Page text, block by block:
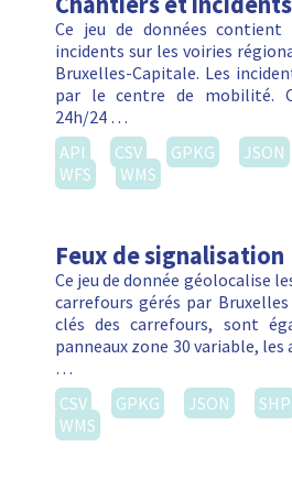
Ce jeu de données contient
incidents sur les voiries
Bruxelles-Capitale. Les
par le centre de mobilité.
24h/24 …
API
CSV GPKG JSON
WFS
WMS
Feux de signalisation
Ce jeu de donnée géolocalise
carrefours gérés par
clés des carrefours, sont
panneaux zone 30 variable, les
…
CSV
GPKG JSON SHP
WMS